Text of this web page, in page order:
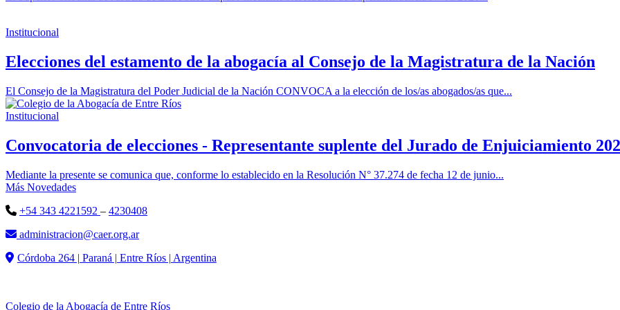
Institucional
Elecciones del estamento de la abogacía al Consejo de la Magistratura de la Nación
El Consejo de la Magistratura del Poder Judicial de la Nación CONVOCA a la elección de los/as abogados/as que...
Institucional
Convocatoria de elecciones - Representante suplente del Jurado de Enjuiciamiento
Mediante la presente se comunica que, conforme lo establecido en la Resolución N° 37.274 de fecha 12 de junio...
Más Novedades
+54 343 4221592 – 4230408
administracion@caer.org.ar
Córdoba 264 | Paraná | Entre Ríos | Argentina
Colegio de la Abogacía de Entre Ríos